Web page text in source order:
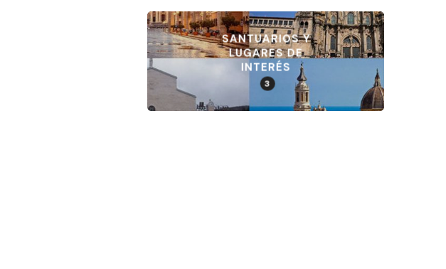
SANTUARIOS Y
LUGARES DE
INTERÉS
3